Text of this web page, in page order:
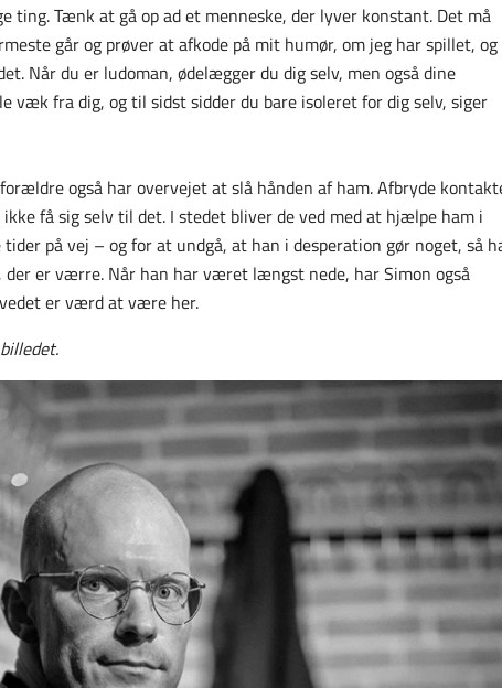
ting. Tænk at gå op ad et menneske, der lyver konstant. Det må
går og prøver at afkode på mit humør, om jeg har spillet, og
Når du er ludoman, ødelægger du dig selv, men også dine
væk fra dig, og til sidst sidder du bare isoleret for dig selv, siger
også har overvejet at slå hånden af ham. Afbryde
få sig selv til det. I stedet bliver de ved med at hjælpe ham i
på vej – og for at undgå, at han i desperation gør noget, så
er værre. Når han har været længst nede, har Simon også
er værd at være her.